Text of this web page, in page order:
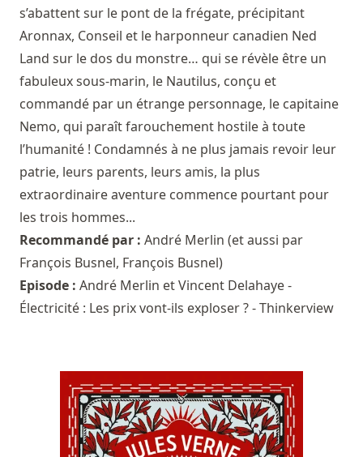
s’abattent sur le pont de la frégate, précipitant
Aronnax, Conseil et le harponneur canadien Ned
Land sur le dos du monstre… qui se révèle être un
fabuleux sous-marin, le Nautilus, conçu et
commandé par un étrange personnage, le capitaine
Nemo, qui paraît farouchement hostile à toute
l’humanité ! Condamnés à ne plus jamais revoir leur
patrie, leurs parents, leurs amis, la plus
extraordinaire aventure commence pourtant pour
les trois hommes...
Recommandé par : André Merlin (et aussi par
François Busnel, François Busnel)
Episode : André Merlin et Vincent Delahaye -
Électricité : Les prix vont-ils exploser ? - Thinkerview